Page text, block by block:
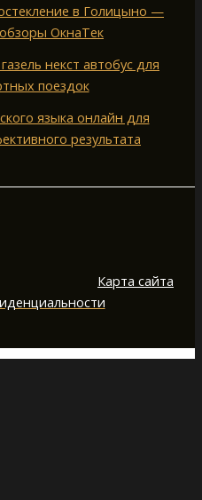
в Голицыно —
ОкнаТек
некст автобус для
поездок
языка онлайн для
результата
Карта сайта